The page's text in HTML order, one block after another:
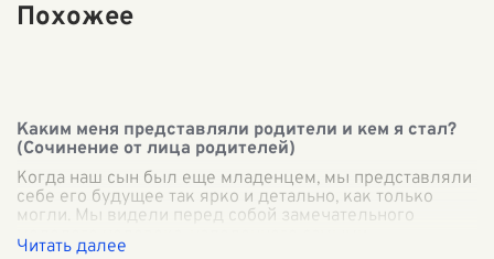
Похожее
Каким меня представляли родители и кем я стал?
(Сочинение от лица родителей)
Когда наш сын был еще младенцем, мы представляли
себе его будущее так ярко и детально, как только
могли. Мы видели перед собой замечательного
молодого человека, наделенного самыми